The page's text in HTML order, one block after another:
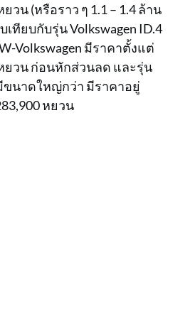
ยวน (หรือราว ๆ 1.1 – 1.4 ล้าน
เทียบกับรุ่น Volkswagen ID.4
Volkswagen มีราคาตั้งแต่
หยวน ก่อนหักส่วนลด และรุ่น
ขนาดใหญ่กว่า มีราคาอยู่
หยวน